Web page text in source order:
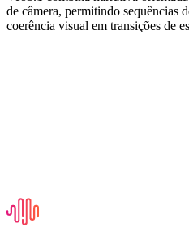
de câmera, permitindo sequências
coerência visual em transições de